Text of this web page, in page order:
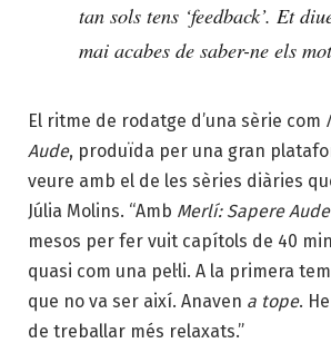
tan sols tens ‘feedback’. Et
mai acabes de saber-ne els
El ritme de rodatge d’una sèrie com
Aude, produïda per una gran
veure amb el de les sèries diàries
Júlia Molins. “Amb Merlí: Sapere Aude
mesos per fer vuit capítols de 40
quasi com una pel·li. A la primera
que no va ser així. Anaven a tope.
de treballar més relaxats.”